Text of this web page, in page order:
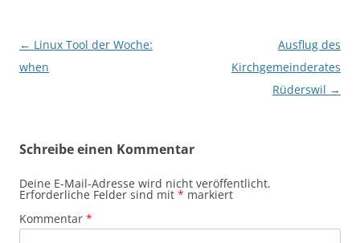
Beitragsnavigation
← Linux Tool der Woche:
when
Ausflug des
Kirchgemeinderates
Rüderswil →
Schreibe einen Kommentar
Deine E-Mail-Adresse wird nicht veröffentlicht.
Erforderliche Felder sind mit * markiert
Kommentar *